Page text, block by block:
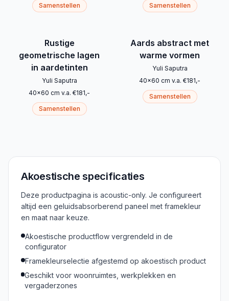
Samenstellen Samenstellen
Rustige
geometrische lagen
in aardetinten
Yuli Saputra
40x60 cm v.a. €181,-
Samenstellen
Aards abstract met
warme vormen
Yuli Saputra
40x60 cm v.a. €181,-
Samenstellen
Akoestische specificaties
Deze productpagina is acoustic-only. Je configureert
altijd een geluidsabsorberend paneel met framekleur
en maat naar keuze.
Akoestische productflow vergrendeld in de
configurator
Framekleurselectie afgestemd op akoestisch product
Geschikt voor woonruimtes, werkplekken en
vergaderzones